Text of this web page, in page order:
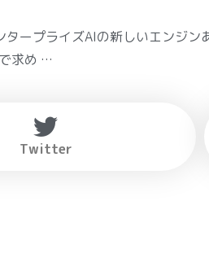
ープライズAIの新しいエンジン
求め …
Twitter